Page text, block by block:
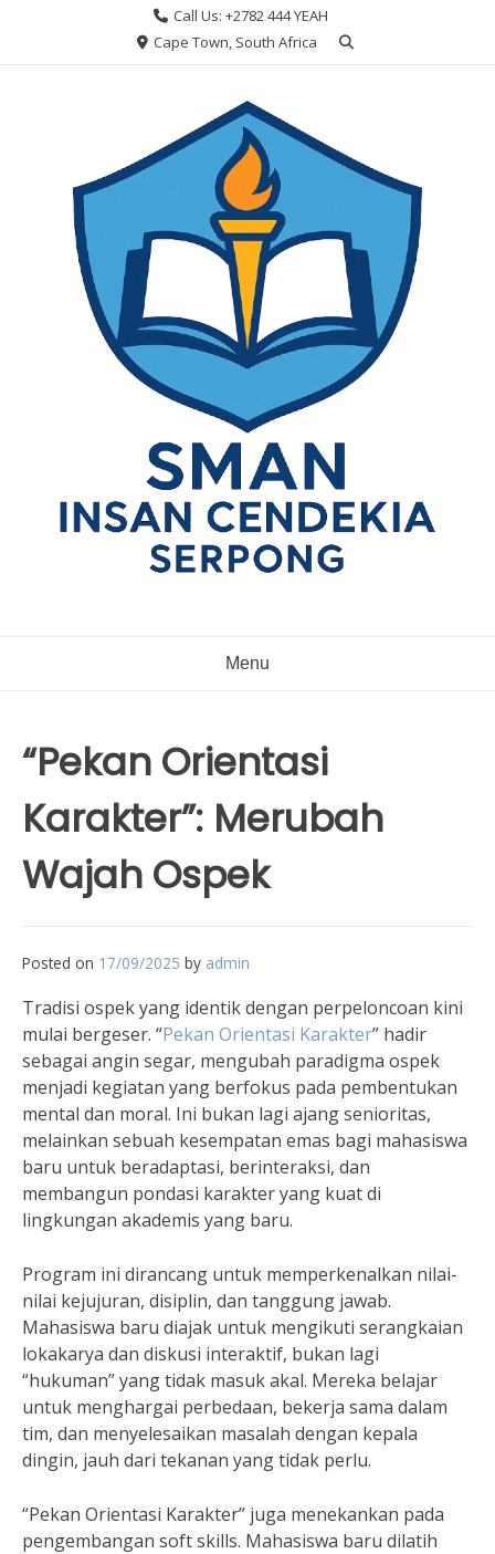
Call Us: +2782 444 YEAH
Cape Town, South Africa
Menu
“Pekan Orientasi
Karakter”: Merubah
Wajah Ospek
Posted on 17/09/2025 by admin
Tradisi ospek yang identik dengan perpeloncoan kini
mulai bergeser. “Pekan Orientasi Karakter” hadir
sebagai angin segar, mengubah paradigma ospek
menjadi kegiatan yang berfokus pada pembentukan
mental dan moral. Ini bukan lagi ajang senioritas,
melainkan sebuah kesempatan emas bagi mahasiswa
baru untuk beradaptasi, berinteraksi, dan
membangun pondasi karakter yang kuat di
lingkungan akademis yang baru.
Program ini dirancang untuk memperkenalkan nilai-
nilai kejujuran, disiplin, dan tanggung jawab.
Mahasiswa baru diajak untuk mengikuti serangkaian
lokakarya dan diskusi interaktif, bukan lagi
“hukuman” yang tidak masuk akal. Mereka belajar
untuk menghargai perbedaan, bekerja sama dalam
tim, dan menyelesaikan masalah dengan kepala
dingin, jauh dari tekanan yang tidak perlu.
“Pekan Orientasi Karakter” juga menekankan pada
pengembangan soft skills. Mahasiswa baru dilatih